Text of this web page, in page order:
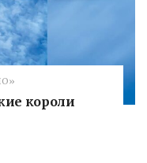
короли